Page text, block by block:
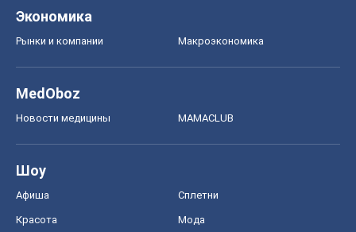
Экономика
Рынки и компании Mакроэкономика
MedOboz
Новости медицины MAMACLUB
Шоу
Афиша Сплетни
Красота Мода